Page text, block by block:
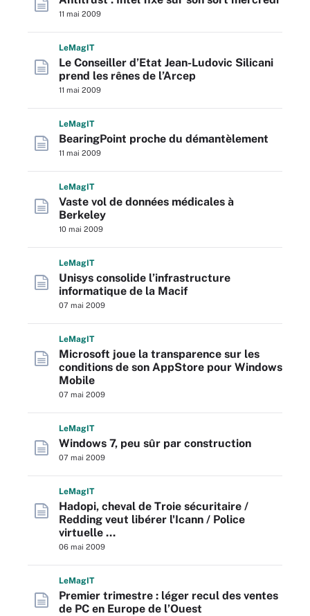
11 mai 2009
LeMagIT
Le Conseiller d’Etat Jean-Ludovic Silicani
prend les rênes de l’Arcep
11 mai 2009
LeMagIT
BearingPoint proche du démantèlement
11 mai 2009
LeMagIT
Vaste vol de données médicales à
Berkeley
10 mai 2009
LeMagIT
Unisys consolide l’infrastructure
informatique de la Macif
07 mai 2009
LeMagIT
Microsoft joue la transparence sur les
conditions de son AppStore pour Windows
Mobile
07 mai 2009
LeMagIT
Windows 7, peu sûr par construction
07 mai 2009
LeMagIT
Hadopi, cheval de Troie sécuritaire /
Redding veut libérer l'Icann / Police
virtuelle …
06 mai 2009
LeMagIT
Premier trimestre : léger recul des ventes
de PC en Europe de l’Ouest